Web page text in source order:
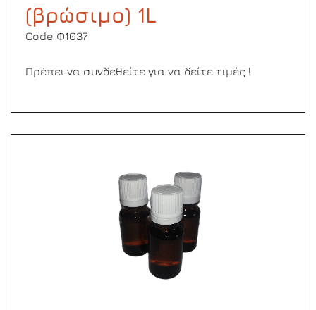
(βρώσιμο) 1L
Code Φ1037
Πρέπει να συνδεθείτε για να δείτε τιμές !